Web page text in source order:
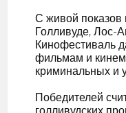
С живой показов
Голливуде, Лос-
Кинофестиваль
фильмам и
криминальных и
Победителей